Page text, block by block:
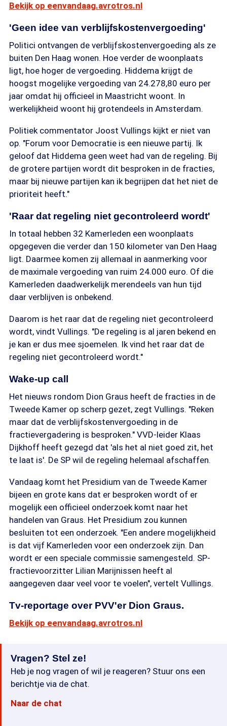
Bekijk op eenvandaag.avrotros.nl
'Geen idee van verblijfskostenvergoeding'
Politici ontvangen de verblijfskostenvergoeding als ze
buiten Den Haag wonen. Hoe verder de woonplaats
ligt, hoe hoger de vergoeding. Hiddema krijgt de
hoogst mogelijke vergoeding van 24.278,80 euro per
jaar omdat hij officieel in Maastricht woont. In
werkelijkheid woont hij grotendeels in Amsterdam.
Politiek commentator Joost Vullings kijkt er niet van
op. "Forum voor Democratie is een nieuwe partij. Ik
geloof dat Hiddema geen weet had van de regeling. Bij
de grotere partijen wordt dit besproken in de fracties,
maar bij nieuwe partijen kan ik begrijpen dat het niet de
prioriteit heeft."
'Raar dat regeling niet gecontroleerd wordt'
In totaal hebben 32 Kamerleden een woonplaats
opgegeven die verder dan 150 kilometer van Den Haag
ligt. Daarmee komen zij allemaal in aanmerking voor
de maximale vergoeding van ruim 24.000 euro. Of die
Kamerleden daadwerkelijk merendeels van hun tijd
daar verblijven is onbekend.
Daarom is het raar dat de regeling niet gecontroleerd
wordt, vindt Vullings. "De regeling is al jaren bekend en
je kan er dus mee sjoemelen. Ik vind het raar dat de
regeling niet gecontroleerd wordt."
Wake-up call
Het nieuws rondom Dion Graus heeft de fracties in de
Tweede Kamer op scherp gezet, zegt Vullings. "Reken
maar dat de verblijfskostenvergoeding in de
fractievergadering is besproken." VVD-leider Klaas
Dijkhoff heeft gezegd dat 'als het al niet goed zit, het
te laat is'. De SP wil de regeling helemaal afschaffen.
Vandaag komt het Presidium van de Tweede Kamer
bijeen en grote kans dat er besproken wordt of er
mogelijk een officieel onderzoek komt naar het
handelen van Graus. Het Presidium zou kunnen
besluiten tot een onderzoek. "Een andere mogelijkheid
is dat vijf Kamerleden voor een onderzoek zijn. Dan
wordt er een speciale commissie samengesteld. SP-
fractievoorzitter Lilian Marijnissen heeft al
aangegeven daar veel voor te voelen", vertelt Vullings.
Tv-reportage over PVV'er Dion Graus.
Bekijk op eenvandaag.avrotros.nl
Vragen? Stel ze!
Heb je nog vragen of wil je reageren? Stuur ons een
berichtje via de chat.
Naar de chat